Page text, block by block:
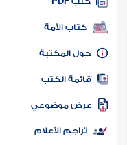
كتب PDF
كتاب الأمة
المكتبة
الكتب
موضوعي